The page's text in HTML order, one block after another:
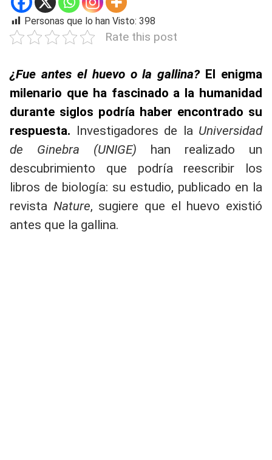
Personas que lo han Visto: 398
Rate this post
¿Fue antes el huevo o la gallina?El enigma
milenario que ha fascinado a la humanidad
durante siglos podría haber encontrado su
respuesta. Investigadores de la Universidad
de Ginebra (UNIGE) han realizado un
descubrimiento que podría reescribir los
libros de biología: su estudio, publicado en la
revista Nature, sugiere que el huevo existió
antes que la gallina.